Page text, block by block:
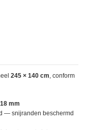
245 × 140 cm, conform
mm
— snijranden beschermd